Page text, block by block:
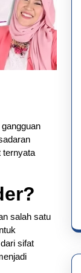
ternyata
salah satu
sifat